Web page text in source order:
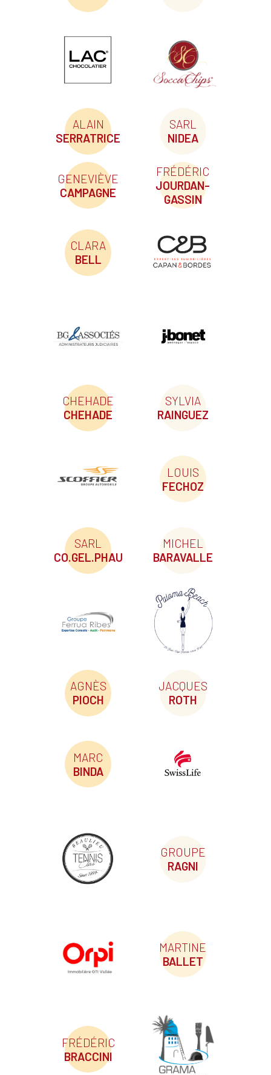
ALAIN
SERRATRICE
SARL
NIDEA
GENEVIÈVE
CAMPAGNE
FRÉDÉRIC
JOURDAN-
GASSIN
CLARA
BELL
CHEHADE
CHEHADE
SYLVIA
RAINGUEZ
LOUIS
FECHOZ
SARL
CO.GEL.PHAU
MICHEL
BARAVALLE
AGNÈS
PIOCH
JACQUES
ROTH
MARC
BINDA
GROUPE
RAGNI
MARTINE
BALLET
FRÉDÉRIC
BRACCINI